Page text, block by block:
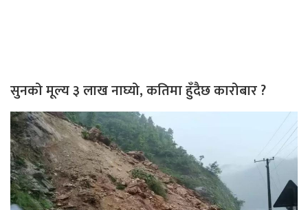
सुनको मूल्य ३ लाख नाघ्यो, कतिमा हुँदैछ कारोबार ?